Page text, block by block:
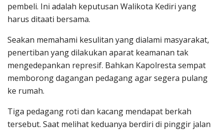
pembeli. Ini adalah keputusan Walikota Kediri yang
harus ditaati bersama.
Seakan memahami kesulitan yang dialami masyarakat,
penertiban yang dilakukan aparat keamanan tak
mengedepankan represif. Bahkan Kapolresta sempat
memborong dagangan pedagang agar segera pulang
ke rumah.
Tiga pedagang roti dan kacang mendapat berkah
tersebut. Saat melihat keduanya berdiri di pinggir jalan